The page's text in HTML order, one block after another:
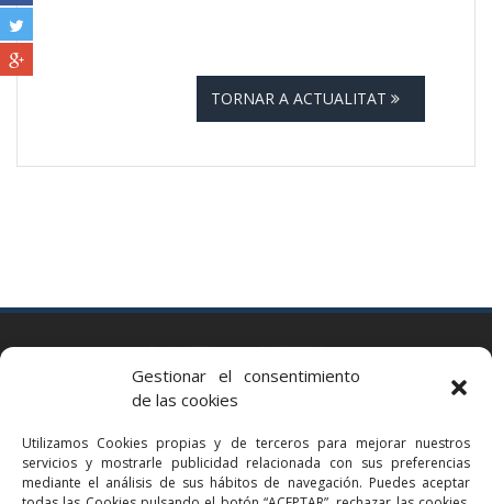
Gestionar el consentimiento
de las cookies
Utilizamos Cookies propias y de terceros para mejorar nuestros
servicios y mostrarle publicidad relacionada con sus preferencias
mediante el análisis de sus hábitos de navegación. Puedes aceptar
TORNAR A ACTUALITAT
Via Augusta 2 bis, 3º, 08006 Barcelona
bcn@bellavistalegal.eu
GRANOLLERS